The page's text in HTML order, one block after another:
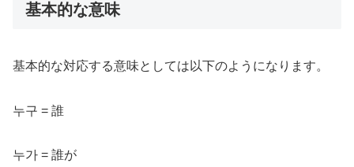
基本的な意味
基本的な対応する意味としては以下のようになります。
누구 = 誰
누가 = 誰が